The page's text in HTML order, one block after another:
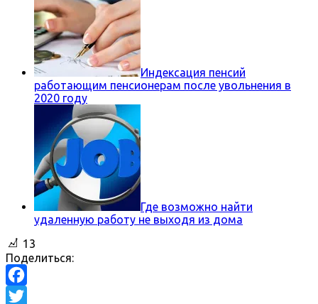
Индексация пенсий
работающим пенсионерам после увольнения в
2020 году
Где возможно найти
удаленную работу не выходя из дома
13
Поделиться:
Facebook